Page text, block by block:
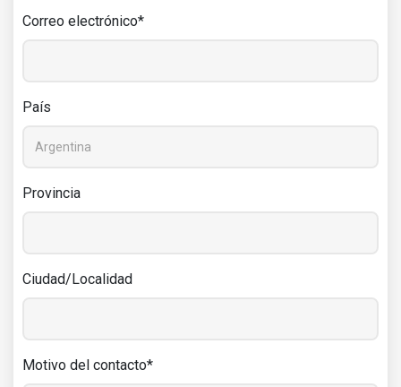
Correo electrónico*
País
Provincia
Ciudad/Localidad
Motivo del contacto*